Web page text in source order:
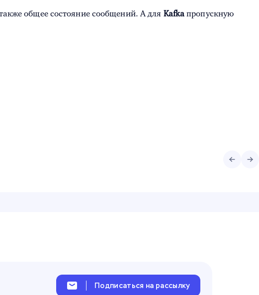
общее состояние сообщений. А для Kafka пропускную
Подписаться на рассылку